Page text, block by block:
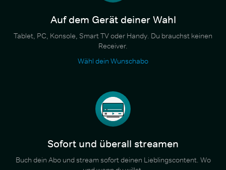
Auf dem Gerät deiner Wahl
Tablet, PC, Konsole, Smart TV oder Handy. Du brauchst keinen
Receiver.
Wähl dein Wunschabo
Sofort und überall streamen
Buch dein Abo und stream sofort deinen Lieblingscontent. Wo